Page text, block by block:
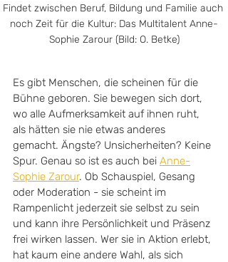
Findet zwischen Beruf, Bildung und Familie auch
noch Zeit für die Kultur: Das Multitalent Anne-
Sophie Zarour (Bild: O. Betke)
Es gibt Menschen, die scheinen für die
Bühne geboren. Sie bewegen sich dort,
wo alle Aufmerksamkeit auf ihnen ruht,
als hätten sie nie etwas anderes
gemacht. Ängste? Unsicherheiten? Keine
Spur. Genau so ist es auch bei Anne-
Sophie Zarour. Ob Schauspiel, Gesang
oder Moderation - sie scheint im
Rampenlicht jederzeit sie selbst zu sein
und kann ihre Persönlichkeit und Präsenz
frei wirken lassen. Wer sie in Aktion erlebt,
hat kaum eine andere Wahl, als sich